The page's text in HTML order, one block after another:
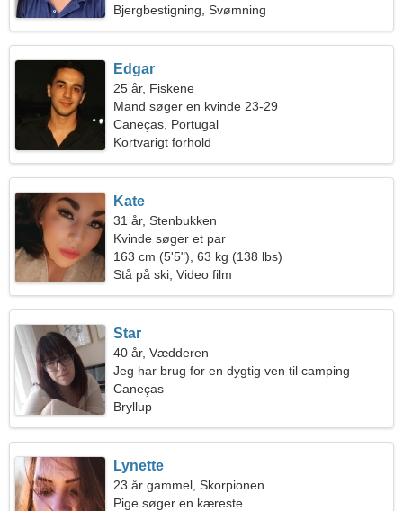
Bjergbestigning, Svømning
Edgar
25 år, Fiskene
Mand søger en kvinde 23-29
Caneças, Portugal
Kortvarigt forhold
Kate
31 år, Stenbukken
Kvinde søger et par
163 cm (5'5"), 63 kg (138 lbs)
Stå på ski, Video film
Star
40 år, Vædderen
Jeg har brug for en dygtig ven til camping
Caneças
Bryllup
Lynette
23 år gammel, Skorpionen
Pige søger en kæreste